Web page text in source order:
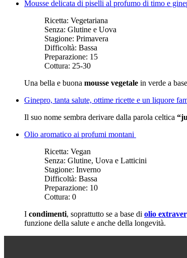
Mousse delicata di piselli al profumo di timo e
Ricetta: Vegetariana
Senza: Glutine e Uova
Stagione: Primavera
Difficoltà: Bassa
Preparazione: 15
Cottura: 25-30
Una bella e buona mousse vegetale in verde a
Ginepro, tanta salute, ottime ricette e un liquore
Il suo nome sembra derivare dalla parola celtica
Olio aromatico ai profumi montani
Ricetta: Vegan
Senza: Glutine, Uova e Latticini
Stagione: Inverno
Difficoltà: Bassa
Preparazione: 10
Cottura: 0
I condimenti, soprattutto se a base di olio
funzione della salute e anche della longevità.